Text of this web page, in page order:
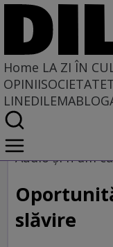
Home LA ZI ÎN
OPINIISOCIETATE
LINEDILEMABLOG
Home
La zi în cultură
MUZICĂ
Audio şi n-am
slăvire